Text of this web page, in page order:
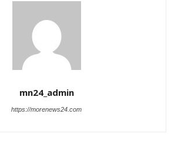
mn24_admin
https://morenews24.com